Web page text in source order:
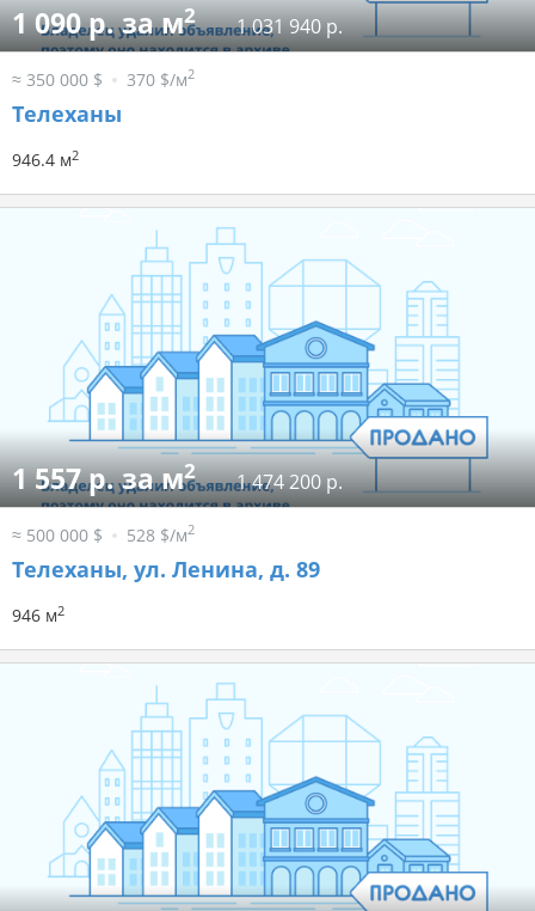
1 090 р. за м2 1 031 940 р.
≈ 350 000 $ 370 $/м2
Телеханы
946.4 м2
1 557 р. за м2 1 474 200 р.
≈ 500 000 $ 528 $/м2
Телеханы, ул. Ленина, д. 89
946 м2